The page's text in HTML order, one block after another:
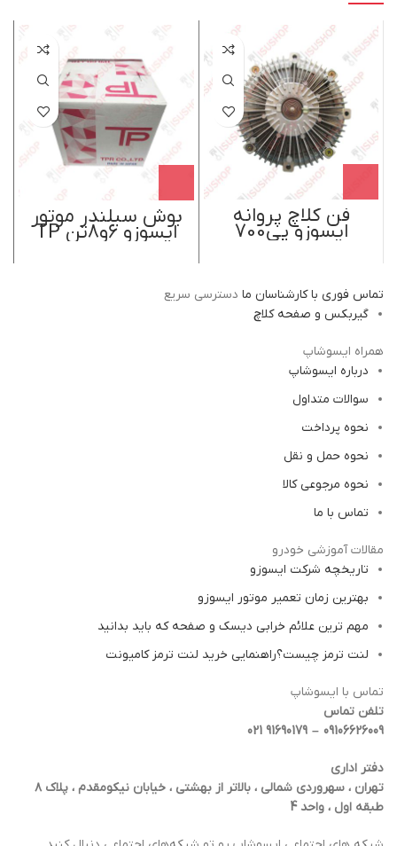
فن کلاچ پروانه
ایسوزو پی700
شیماهید ژاپن
بوش سیلندر موتور
ایسوزو 6و8تن TP
ژاپن
تماس فوری با کارشناسان ما دسترسی سریع
گیربکس و صفحه کلاچ
همراه ایسوشاپ
درباره ایسوشاپ
سوالات متداول
نحوه پرداخت
نحوه حمل و نقل
نحوه مرجوعی کالا
تماس با ما
مقالات آموزشی خودرو
تاریخچه شرکت ایسوزو
بهترین زمان تعمیر موتور ایسوزو
مهم ترین علائم خرابی دیسک و صفحه که باید بدانید
لنت ترمز چیست؟راهنمایی خرید لنت ترمز کامیونت
تماس با ایسوشاپ
تلفن تماس
09106626009 – 91690179 021
دفتر اداری
تهران ، سهروردی شمالی ، بالاتر از بهشتی ، خیابان نیکومقدم ، پلاک ۸
طبقه اول ، واحد 4